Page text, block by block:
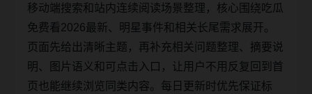
移动端搜索和站内连续阅读场景整理，核心围绕吃瓜
免费看2026最新、明星事件和相关长尾需求展开。
页面先给出清晰主题，再补充相关问题整理、摘要说
明、图片语义和可点击入口，让用户不用反复回到首
页也能继续浏览同类内容。每日更新时优先保证标